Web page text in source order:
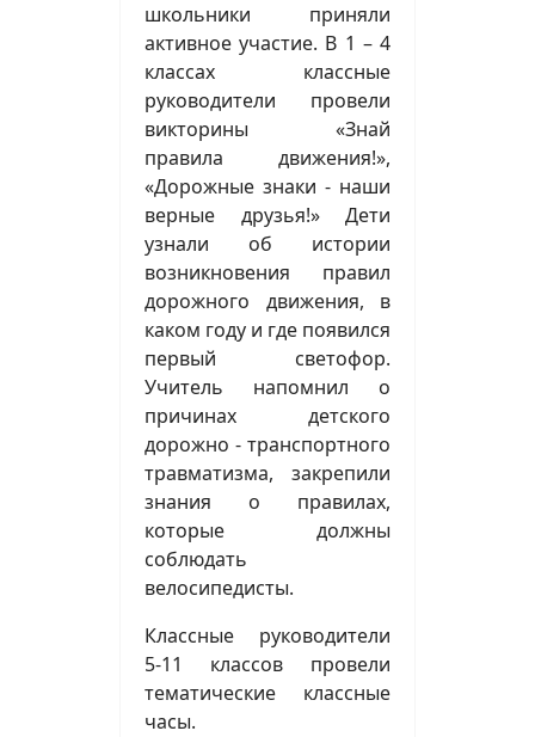
школьники приняли
активное участие. В 1 – 4
классах классные
руководители провели
викторины «Знай
правила движения!»,
«Дорожные знаки - наши
верные друзья!» Дети
узнали об истории
возникновения правил
дорожного движения, в
каком году и где появился
первый светофор.
Учитель напомнил о
причинах детского
дорожно - транспортного
травматизма, закрепили
знания о правилах,
которые должны
соблюдать
велосипедисты.
Классные руководители
5-11 классов провели
тематические классные
часы.